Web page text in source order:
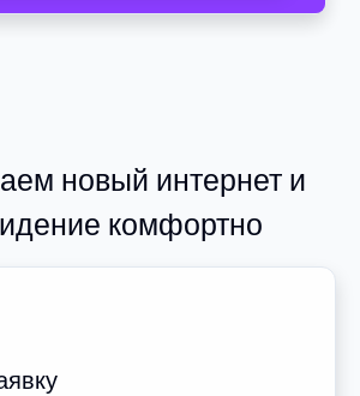
новый интернет и
комфортно